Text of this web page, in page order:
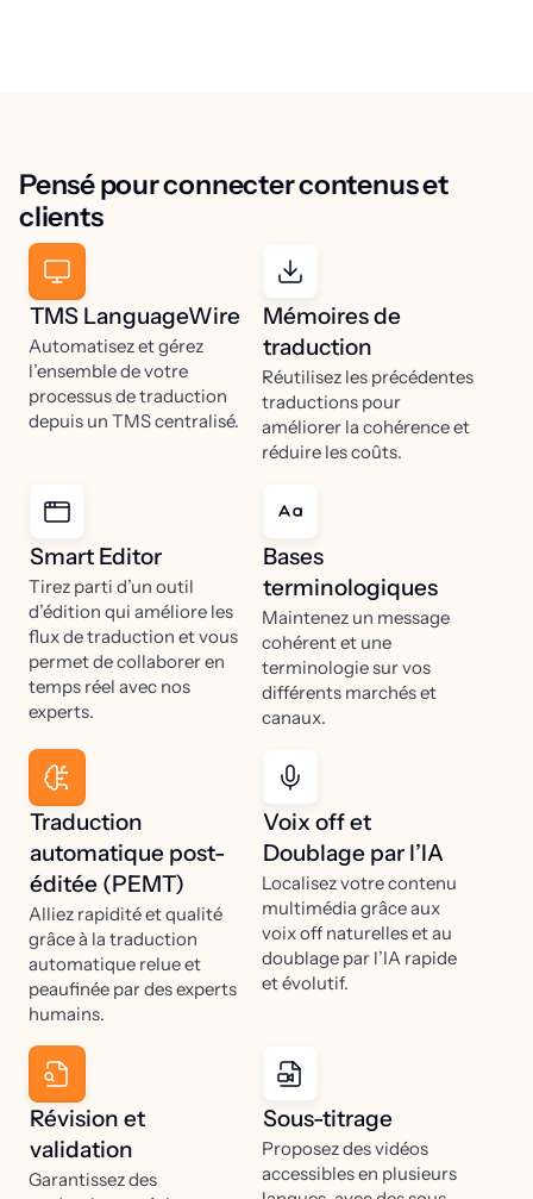
Pensé pour connecter contenus et
clients
TMS LanguageWire
Automatisez et gérez
l’ensemble de votre
processus de traduction
depuis un TMS centralisé.
Mémoires de
traduction
Réutilisez les précédentes
traductions pour
améliorer la cohérence et
réduire les coûts.
Smart Editor
Tirez parti d’un outil
d’édition qui améliore les
flux de traduction et vous
permet de collaborer en
temps réel avec nos
experts.
Bases
terminologiques
Maintenez un message
cohérent et une
terminologie sur vos
différents marchés et
canaux.
Traduction
automatique post-
éditée (PEMT)
Alliez rapidité et qualité
grâce à la traduction
automatique relue et
peaufinée par des experts
humains.
Voix off et
Doublage par l’IA
Localisez votre contenu
multimédia grâce aux
voix off naturelles et au
doublage par l’IA rapide
et évolutif.
Révision et
validation
Garantissez des
Sous-titrage
Proposez des vidéos
accessibles en plusieurs